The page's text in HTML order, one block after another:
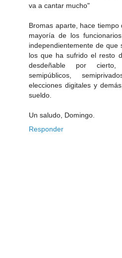
va a cantar mucho"
Bromas aparte, hace
mayoría de los
independientemente de
los que ha sufrido el resto
desdeñable por cierto,
semipúblicos,
elecciones digitales y
sueldo.
Un saludo, Domingo.
Responder